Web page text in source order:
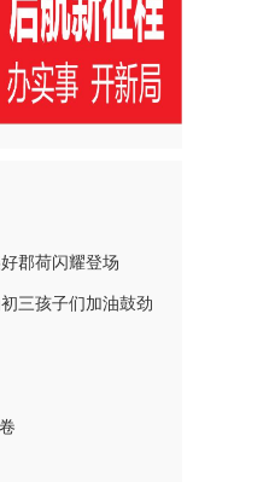
郡荷闪耀登场
三孩子们加油鼓劲